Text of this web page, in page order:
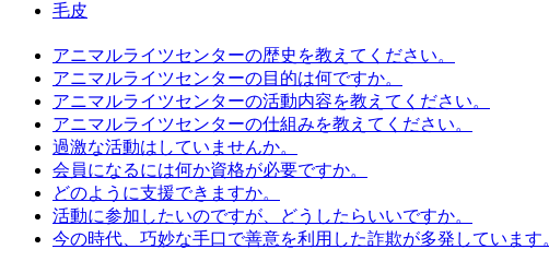
毛皮
アニマルライツセンターの歴史を教えてください。
アニマルライツセンターの目的は何ですか。
アニマルライツセンターの活動内容を教えてください。
アニマルライツセンターの仕組みを教えてください。
過激な活動はしていませんか。
会員になるには何か資格が必要ですか。
どのように支援できますか。
活動に参加したいのですが、どうしたらいいですか。
今の時代、巧妙な手口で善意を利用した詐欺が多発しています